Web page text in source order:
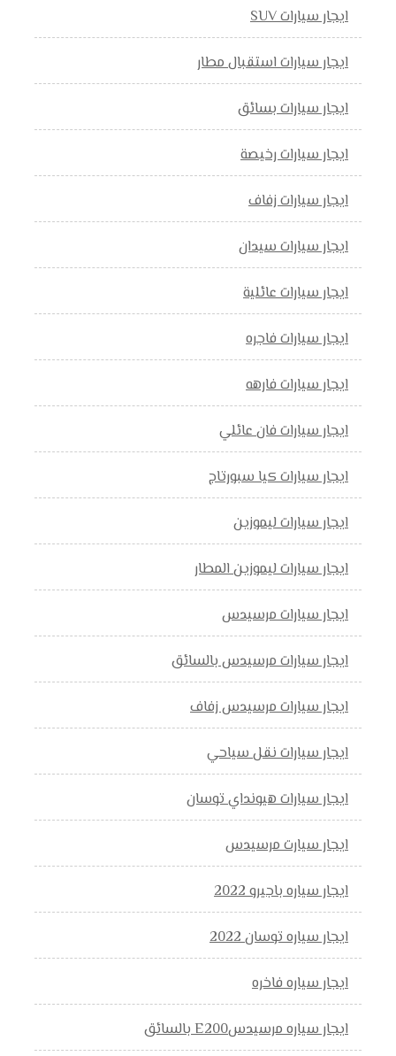
ايجار سيارات SUV
ايجار سيارات استقبال مطار
ايجار سيارات بسائق
ايجار سيارات رخيصة
ايجار سيارات زفاف
ايجار سيارات سيدان
ايجار سيارات عائلية
ايجار سيارات فاجره
ايجار سيارات فارهه
ايجار سيارات فان عائلي
ايجار سيارات كيا سبورتاج
ايجار سيارات ليموزين
ايجار سيارات ليموزين المطار
ايجار سيارات مرسيدس
ايجار سيارات مرسيدس بالسائق
ايجار سيارات مرسيدس زفاف
ايجار سيارات نقل سياحي
ايجار سيارات هيونداي توسان
ايجار سيارت مرسيدس
ايجار سياره باجيرو 2022
ايجار سياره توسان 2022
ايجار سياره فاخره
ايجار سياره مرسيدسE200 بالسائق